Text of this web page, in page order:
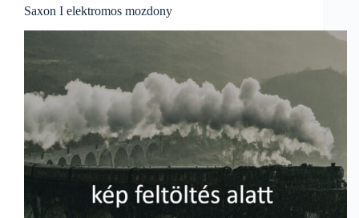
Saxon I elektromos mozdony